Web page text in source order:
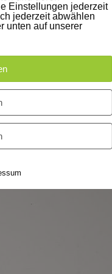
Fashion
Mietstudio
Einstellungen jederzeit
jederzeit abwählen
unten auf unserer